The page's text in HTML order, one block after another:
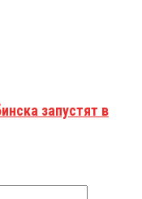
запустят в